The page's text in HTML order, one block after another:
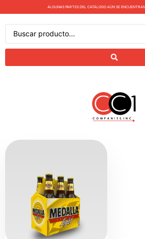
ALGUNAS PARTES DEL CATÁLOGO AÚN SE